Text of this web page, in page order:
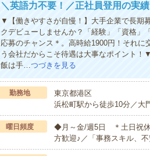
＼英語力不要！／正社員登用の実
▼【働きやすさが自慢！】大手企業で長期
クデビューしませんか？「経験」「資格」
応募のチャンス＊。高時給1900円！それ
う会社だからこそ待遇は大事なポイント
飯は手…つづきを見る
勤務地
東京都港区
浜松町駅から徒歩10分／大
曜日頻度
◆月～金/週5日 ＊土日祝休
方歓迎♪／「事務スキル、